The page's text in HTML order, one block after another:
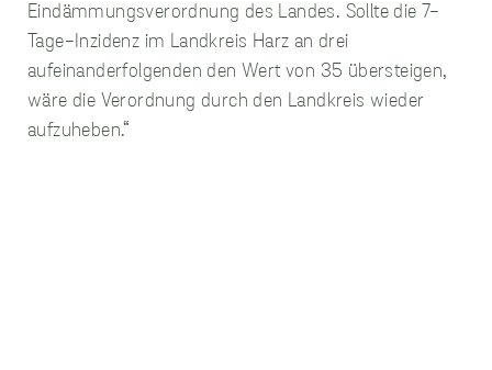
Eindämmungsverordnung des Landes. Sollte die 7-
Tage-Inzidenz im Landkreis Harz an drei
aufeinanderfolgenden den Wert von 35 übersteigen,
wäre die Verordnung durch den Landkreis wieder
aufzuheben.“
Besuch auf unserer
Website nicht gezählt,
was einen negativen
Einfluss auf unsere
Website Optimierung